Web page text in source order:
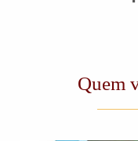
Quem